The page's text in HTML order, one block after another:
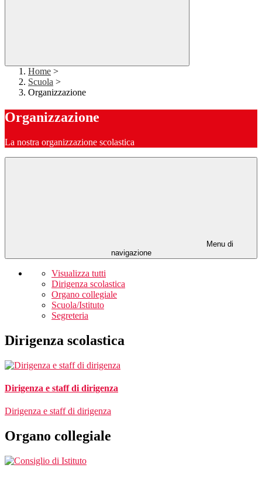
Home >
Scuola >
Organizzazione
Organizzazione
La nostra organizzazione scolastica
Menu di
navigazione
Visualizza tutti
Dirigenza scolastica
Organo collegiale
Scuola/Istituto
Segreteria
Dirigenza scolastica
Dirigenza e staff di dirigenza
Dirigenza e staff di dirigenza
Organo collegiale